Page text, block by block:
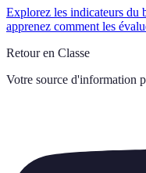
Explorez les indicateurs du
apprenez comment les
Retour en Classe
Votre source d'information